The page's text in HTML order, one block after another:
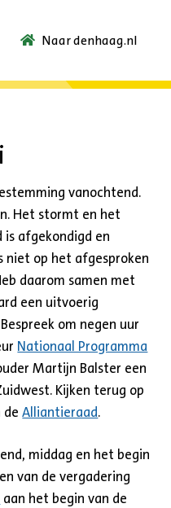
Naar denhaag.nl
vanochtend.
Het stormt en het
is afgekondigd en
niet op het afgesproken
daarom samen met
een uitvoerig
om negen uur
Nationaal Programma
Martijn Balster een
Kijken terug op
deAlliantieraad.
middag en het begin
van de vergadering
aan het begin van de